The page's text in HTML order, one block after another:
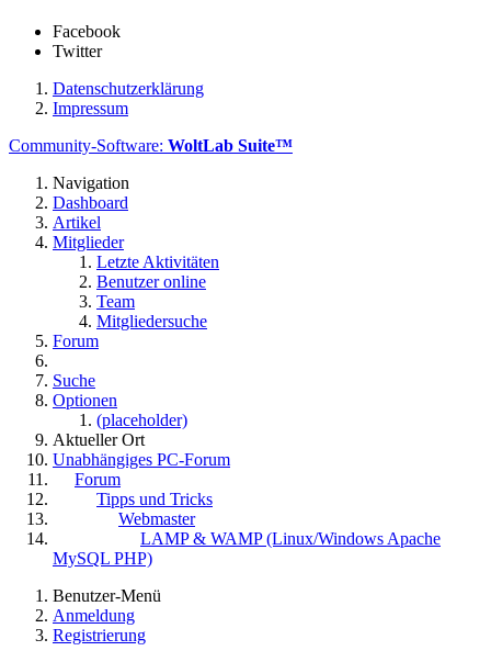
Facebook
Twitter
Datenschutzerklärung
Impressum
Community-Software: WoltLab Suite™
Navigation
Dashboard
Artikel
Mitglieder
Letzte Aktivitäten
Benutzer online
Team
Mitgliedersuche
Forum
Suche
Optionen
(placeholder)
Aktueller Ort
Unabhängiges PC-Forum
Forum
Tipps und Tricks
Webmaster
LAMP & WAMP (Linux/Windows Apache
MySQL PHP)
Benutzer-Menü
Anmeldung
Registrierung